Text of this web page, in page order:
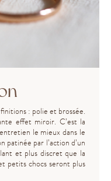
: polie et brossée.
effet miroir. C’est la
le mieux dans le
par l’action d’un
et plus discret que la
petits chocs seront plus